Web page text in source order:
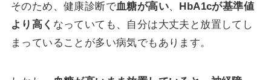
そのため、健康診断で血糖が高い、
HbA1cが基準値
より高く なっていても、自分は大丈夫と放置してし
まっていることが多い病気でもあります。